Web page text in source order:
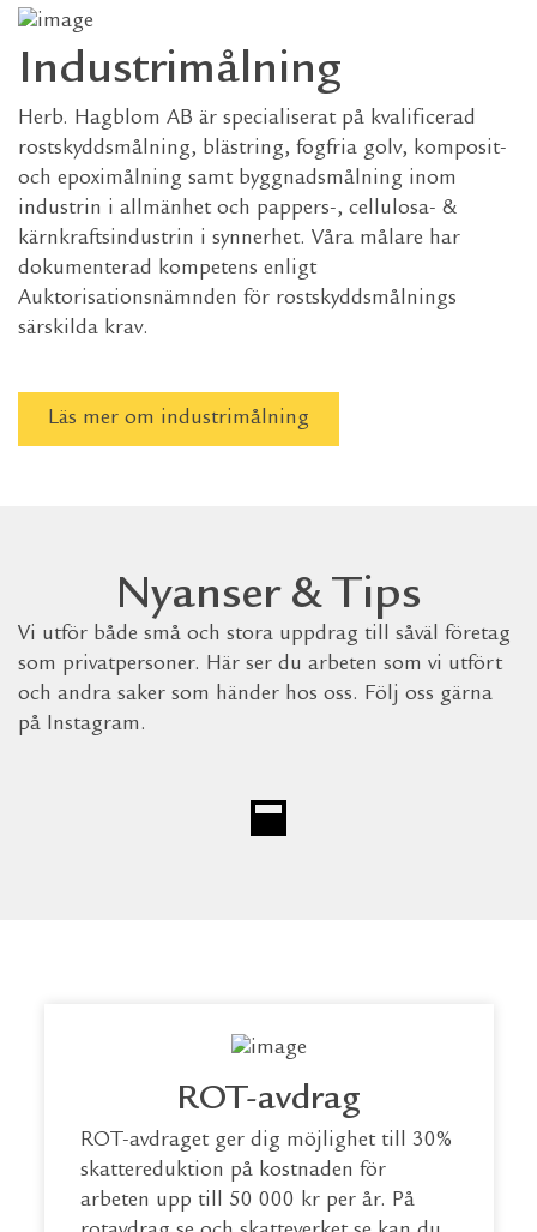
Industrimålning
Herb. Hagblom AB är specialiserat på kvalificerad
rostskyddsmålning, blästring, fogfria golv, komposit-
och epoximålning samt byggnadsmålning inom
industrin i allmänhet och pappers-, cellulosa- &
kärnkraftsindustrin i synnerhet. Våra målare har
dokumenterad kompetens enligt
Auktorisationsnämnden för rostskyddsmålnings
särskilda krav.
Läs mer om industrimålning
Nyanser & Tips
Vi utför både små och stora uppdrag till såväl företag
som privatpersoner. Här ser du arbeten som vi utfört
och andra saker som händer hos oss. Följ oss gärna
på Instagram.
ROT-avdrag
ROT-avdraget ger dig möjlighet till 30%
skattereduktion på kostnaden för
arbeten upp till 50 000 kr per år. På